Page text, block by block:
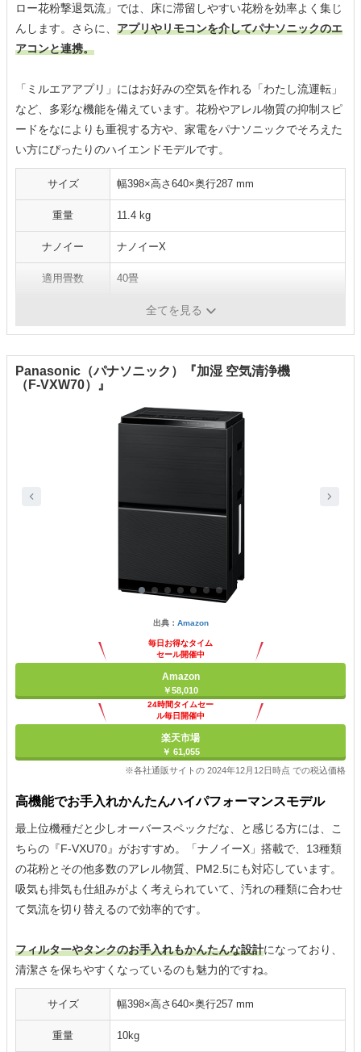
ロー花粉撃退気流」では、床に滞留しやすい花粉を効率よく集じ
んします。さらに、 アプリやリモコンを介してパナソニックのエ
アコンと連携。
「ミルエアアプリ」にはお好みの空気を作れる「わたし流運転」
など、多彩な機能を備えています。花粉やアレル物質の抑制スピ
ードをなによりも重視する方や、家電をパナソニックでそろえた
い方にぴったりのハイエンドモデルです。
サイズ 幅398×高さ640×奥行287 mm
重量 11.4 kg
ナノイー ナノイーX
適用畳数 40畳
スマホ連携全てを見る
Panasonic（パナソニック）『加湿 空気清浄機
（F-VXW70）』
出典： Amazon
毎日お得なタイム
セール開催中
Amazon
￥58,010
24時間タイムセー
ル毎日開催中
楽天市場
￥ 61,055
※各社通販サイトの 2024年12月12日時点 での税込価格
高機能でお手入れかんたんハイパフォーマンスモデル
最上位機種だと少しオーバースペックだな、と感じる方には、こ
ちらの『F-VXU70』がおすすめ。「ナノイーX」搭載で、13種類
の花粉とその他多数のアレル物質、PM2.5にも対応しています。
吸気も排気も仕組みがよく考えられていて、汚れの種類に合わせ
て気流を切り替えるので効率的です。
フィルターやタンクのお手入れもかんたんな設計になっており、
清潔さを保ちやすくなっているのも魅力的ですね。
サイズ 幅398×高さ640×奥行257 mm
重量 10kg